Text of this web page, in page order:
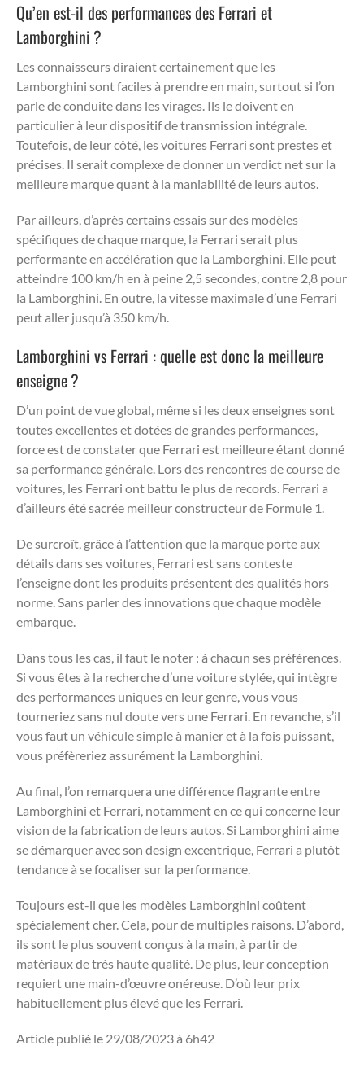
Qu’en est-il des performances des Ferrari et
Lamborghini ?
Les connaisseurs diraient certainement que les
Lamborghini sont faciles à prendre en main, surtout si l’on
parle de conduite dans les virages. Ils le doivent en
particulier à leur dispositif de transmission intégrale.
Toutefois, de leur côté, les voitures Ferrari sont prestes et
précises. Il serait complexe de donner un verdict net sur la
meilleure marque quant à la maniabilité de leurs autos.
Par ailleurs, d’après certains essais sur des modèles
spécifiques de chaque marque, la Ferrari serait plus
performante en accélération que la Lamborghini. Elle peut
atteindre 100 km/h en à peine 2,5 secondes, contre 2,8 pour
la Lamborghini. En outre, la vitesse maximale d’une Ferrari
peut aller jusqu’à 350 km/h.
Lamborghini vs Ferrari : quelle est donc la meilleure
enseigne ?
D’un point de vue global, même si les deux enseignes sont
toutes excellentes et dotées de grandes performances,
force est de constater que Ferrari est meilleure étant donné
sa performance générale. Lors des rencontres de course de
voitures, les Ferrari ont battu le plus de records. Ferrari a
d’ailleurs été sacrée meilleur constructeur de Formule 1.
De surcroît, grâce à l’attention que la marque porte aux
détails dans ses voitures, Ferrari est sans conteste
l’enseigne dont les produits présentent des qualités hors
norme. Sans parler des innovations que chaque modèle
embarque.
Dans tous les cas, il faut le noter : à chacun ses préférences.
Si vous êtes à la recherche d’une voiture stylée, qui intègre
des performances uniques en leur genre, vous vous
tourneriez sans nul doute vers une Ferrari. En revanche, s’il
vous faut un véhicule simple à manier et à la fois puissant,
vous préfèreriez assurément la Lamborghini.
Au final, l’on remarquera une différence flagrante entre
Lamborghini et Ferrari, notamment en ce qui concerne leur
vision de la fabrication de leurs autos. Si Lamborghini aime
se démarquer avec son design excentrique, Ferrari a plutôt
tendance à se focaliser sur la performance.
Toujours est-il que les modèles Lamborghini coûtent
spécialement cher. Cela, pour de multiples raisons. D’abord,
ils sont le plus souvent conçus à la main, à partir de
matériaux de très haute qualité. De plus, leur conception
requiert une main-d’œuvre onéreuse. D’où leur prix
habituellement plus élevé que les Ferrari.
Article publié le 29/08/2023 à 6h42